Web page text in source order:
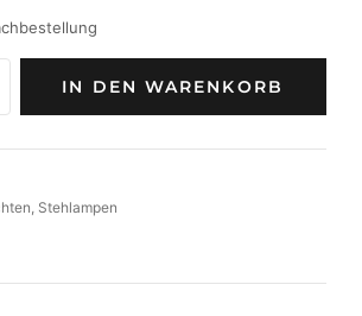
IN DEN WARENKORB
Stehlampen